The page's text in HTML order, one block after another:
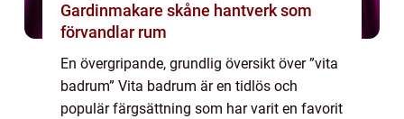
Gardinmakare skåne hantverk som
förvandlar rum
En övergripande, grundlig översikt över ”vita
badrum” Vita badrum är en tidlös och
populär färgsättning som har varit en favorit